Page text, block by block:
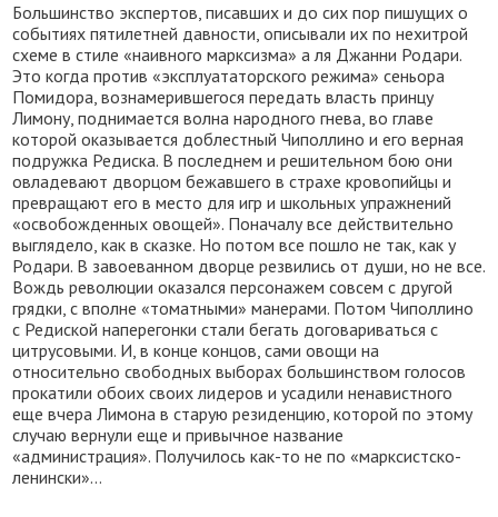
Большинство экспертов, писавших и до сих пор пишущих о
событиях пятилетней давности, описывали их по нехитрой
схеме в стиле «наивного марксизма» а ля Джанни Родари.
Это когда против «эксплуататорского режима» сеньора
Помидора, вознамерившегося передать власть принцу
Лимону, поднимается волна народного гнева, во главе
которой оказывается доблестный Чиполлино и его верная
подружка Редиска. В последнем и решительном бою они
овладевают дворцом бежавшего в страхе кровопийцы и
превращают его в место для игр и школьных упражнений
«освобожденных овощей». Поначалу все действительно
выглядело, как в сказке. Но потом все пошло не так, как у
Родари. В завоеванном дворце резвились от души, но не все.
Вождь революции оказался персонажем совсем с другой
грядки, с вполне «томатными» манерами. Потом Чиполлино
с Редиской наперегонки стали бегать договариваться с
цитрусовыми. И, в конце концов, сами овощи на
относительно свободных выборах большинством голосов
прокатили обоих своих лидеров и усадили ненавистного
еще вчера Лимона в старую резиденцию, которой по этому
случаю вернули еще и привычное название
«администрация». Получилось как-то не по «марксистско-
ленински»…